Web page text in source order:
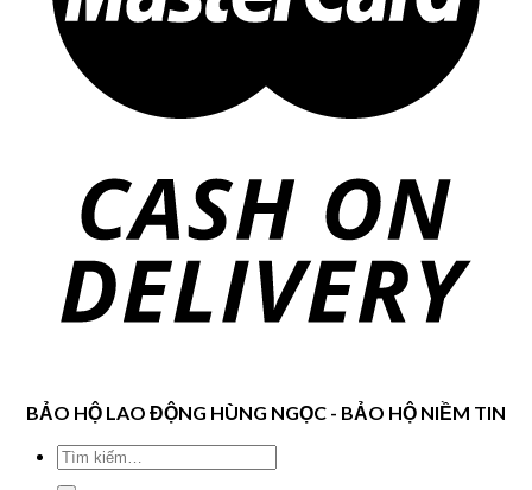
BẢO HỘ LAO ĐỘNG HÙNG NGỌC - BẢO HỘ NIỀM TIN